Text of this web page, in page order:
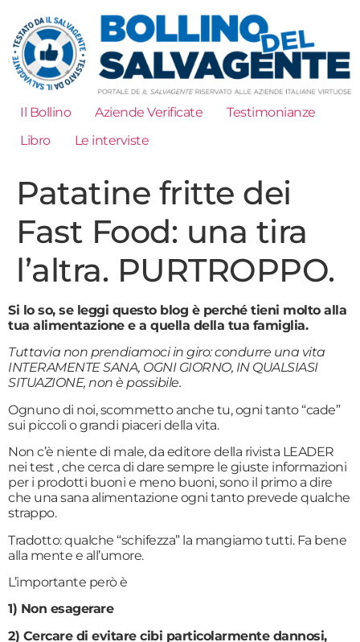
Il Bollino Aziende Verificate
Testimonianze
Libro
Le interviste
Patatine fritte dei
Fast Food: una tira
l’altra. PURTROPPO.
Si lo so, se leggi questo blog è perché tieni molto alla
tua alimentazione e a quella della tua famiglia.
Tuttavia non prendiamoci in giro: condurre una vita
INTERAMENTE SANA, OGNI GIORNO, IN QUALSIASI
SITUAZIONE, non è possibile.
Ognuno di noi, scommetto anche tu, ogni tanto “cade”
sui piccoli o grandi piaceri della vita.
Non c’è niente di male, da editore della rivista LEADER
nei test , che cerca di dare sempre le giuste informazioni
per i prodotti buoni e meno buoni, sono il primo a dire
che una sana alimentazione ogni tanto prevede qualche
strappo.
Tradotto: qualche “schifezza” la mangiamo tutti. Fa bene
alla mente e all’umore.
L’importante però è
1) Non esagerare
2) Cercare di evitare cibi particolarmente dannosi,